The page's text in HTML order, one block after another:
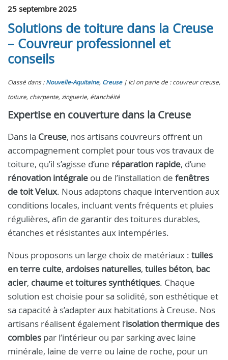
25 septembre 2025
Solutions de toiture dans la Creuse
– Couvreur professionnel et
conseils
Classé dans : Nouvelle-Aquitaine, Creuse
Ici on parle de : couvreur creuse,
toiture, charpente, zinguerie, étanchéité
Expertise en couverture dans la Creuse
Dans la Creuse, nos artisans couvreurs offrent un
accompagnement complet pour tous vos travaux de
toiture, qu’il s’agisse d’une réparation rapide, d’une
rénovation intégrale ou de l’installation de fenêtres
de toit Velux. Nous adaptons chaque intervention aux
conditions locales, incluant vents fréquents et pluies
régulières, afin de garantir des toitures durables,
étanches et résistantes aux intempéries.
Nous proposons un large choix de matériaux : tuiles
en terre cuite, ardoises naturelles, tuiles béton, bac
acier, chaume ettoitures synthétiques. Chaque
solution est choisie pour sa solidité, son esthétique et
sa capacité à s’adapter aux habitations à Creuse. Nos
artisans réalisent également l’isolation thermique des
combles par l’intérieur ou par sarking avec laine
minérale, laine de verre ou laine de roche, pour un